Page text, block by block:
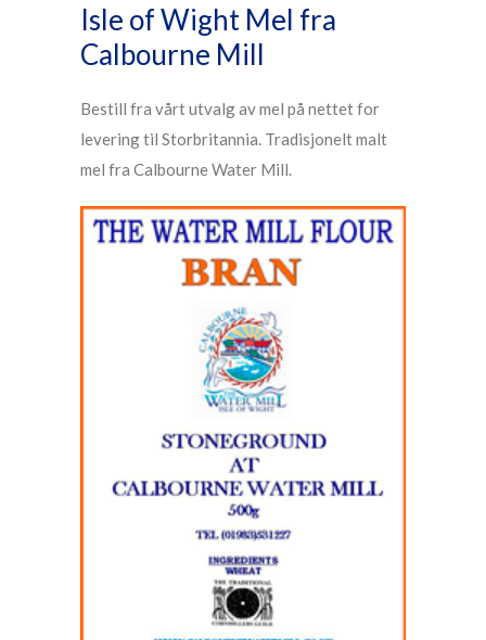
Isle of Wight Mel fra
Calbourne Mill
Bestill fra vårt utvalg av mel på nettet for
levering til Storbritannia. Tradisjonelt malt
mel fra Calbourne Water Mill.